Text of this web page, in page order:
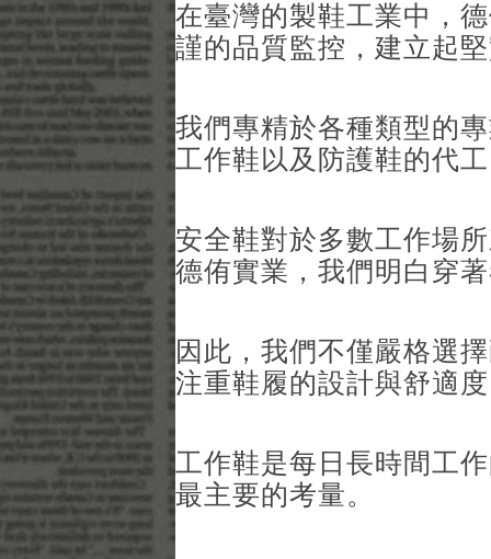
在臺灣的製鞋工業中，
謹的品質監控，建立起
我們專精於各種類型的
工作鞋以及防護鞋的代
安全鞋對於多數工作場
德侑實業，我們明白穿
因此，我們不僅嚴格選
注重鞋履的設計與舒適
工作鞋是每日長時間工
最主要的考量。